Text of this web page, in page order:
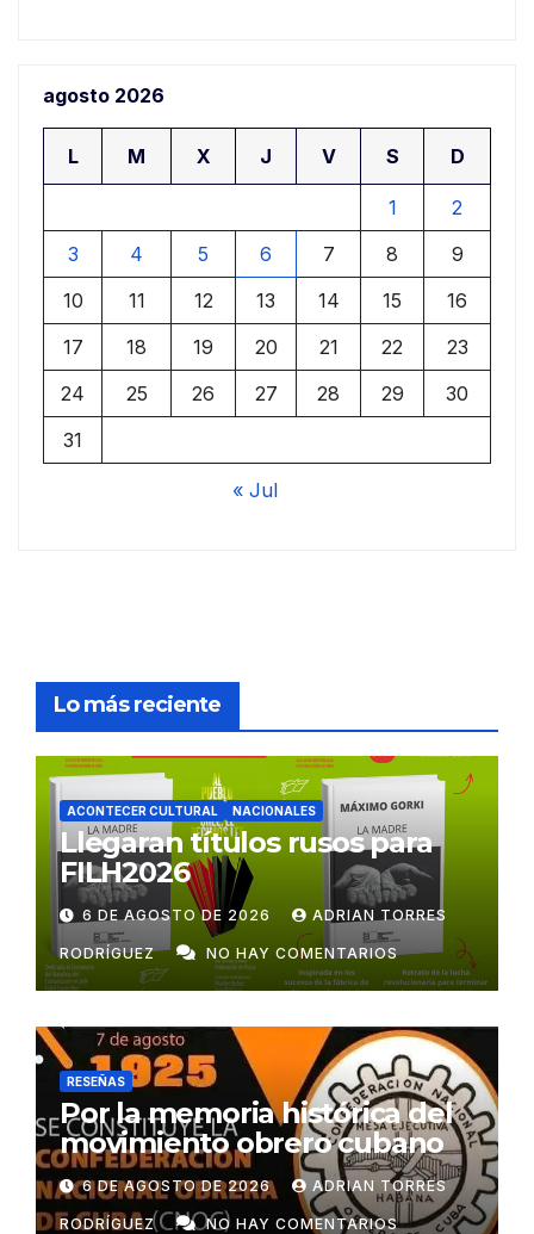
agosto 2026
L M X J V S D
1
2
3
4 5 6 7 8
9
10
11 12 13 14 15
16
17
18 19 20 21 22
23
24
25 26 27 28 29
30
31
« Jul
Lo más reciente
ACONTECER CULTURAL NACIONALES
Llegaran títulos rusos para
FILH2026
6 DE AGOSTO DE 2026 ADRIAN TORRES
RODRÍGUEZ NO HAY COMENTARIOS
RESEÑAS
Por la memoria histórica del
movimiento obrero cubano
6 DE AGOSTO DE 2026 ADRIAN TORRES
RODRÍGUEZ NO HAY COMENTARIOS